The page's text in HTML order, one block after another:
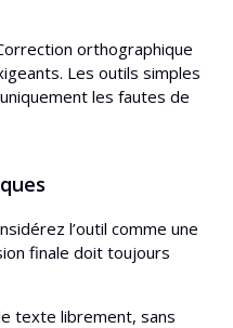
orthographique
Les outils simples
les fautes de
l’outil comme une
finale doit toujours
texte librement, sans